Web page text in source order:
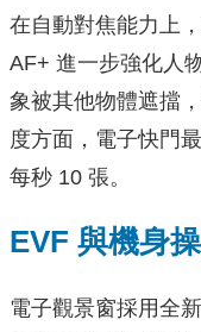
在自動對焦能力上
AF+ 進一步強化人
象被其他物體遮擋
度方面，電子快門
每秒 10 張。
EVF 與機身
電子觀景窗採用全